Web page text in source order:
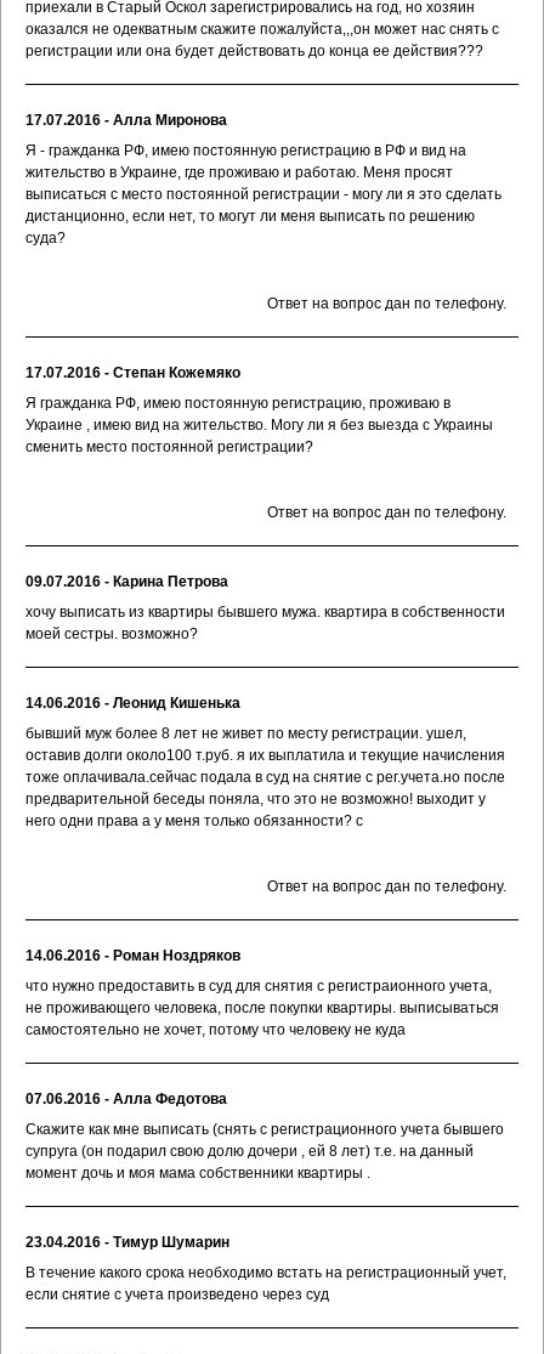
приехали в Старый Оскол зарегистрировались на год, но хозяин
оказался не одекватным скажите пожалуйста,,,он может нас снять с
регистрации или она будет действовать до конца ее действия???
17.07.2016 - Алла Миронова
Я - гражданка РФ, имею постоянную регистрацию в РФ и вид на
жительство в Украине, где проживаю и работаю. Меня просят
выписаться с место постоянной регистрации - могу ли я это сделать
дистанционно, если нет, то могут ли меня выписать по решению
суда?
Ответ на вопрос дан по телефону.
17.07.2016 - Степан Кожемяко
Я гражданка РФ, имею постоянную регистрацию, проживаю в
Украине , имею вид на жительство. Могу ли я без выезда с Украины
сменить место постоянной регистрации?
Ответ на вопрос дан по телефону.
09.07.2016 - Карина Петрова
хочу выписать из квартиры бывшего мужа. квартира в собственности
моей сестры. возможно?
14.06.2016 - Леонид Кишенька
бывший муж более 8 лет не живет по месту регистрации. ушел,
оставив долги около100 т.руб. я их выплатила и текущие начисления
тоже оплачивала.сейчас подала в суд на снятие с рег.учета.но после
предварительной беседы поняла, что это не возможно! выходит у
него одни права а у меня только обязанности? с
Ответ на вопрос дан по телефону.
14.06.2016 - Роман Ноздряков
что нужно предоставить в суд для снятия с регистраионного учета,
не проживающего человека, после покупки квартиры. выписываться
самостоятельно не хочет, потому что человеку не куда
07.06.2016 - Алла Федотова
Скажите как мне выписать (снять с регистрационного учета бывшего
супруга (он подарил свою долю дочери , ей 8 лет) т.е. на данный
момент дочь и моя мама собственники квартиры .
23.04.2016 - Тимур Шумарин
В течение какого срока необходимо встать на регистрационный учет,
если снятие с учета произведено через суд